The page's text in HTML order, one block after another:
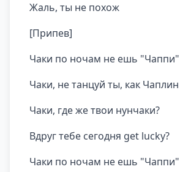
Жаль, ты не похож
[Припев]
Чаки по ночам не ешь "Чаппи"
Чаки, не танцуй ты, как Чаплин
Чаки, где же твои нунчаки?
Вдруг тебе сегодня get lucky?
Чаки по ночам не ешь "Чаппи"